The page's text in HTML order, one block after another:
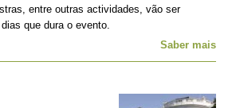
entre outras actividades, vão ser
que dura o evento.
Saber mais